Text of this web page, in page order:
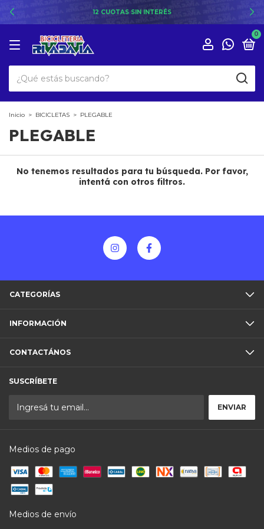
12 CUOTAS SIN INTERÉS
0
Inicio > BICICLETAS > PLEGABLE
PLEGABLE
No tenemos resultados para tu búsqueda. Por favor,
intentá con otros filtros.
CATEGORÍAS
INFORMACIÓN
CONTACTÁNOS
SUSCRÍBETE
Medios de pago
Medios de envío